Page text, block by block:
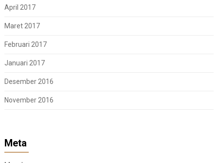
April 2017
Maret 2017
Februari 2017
Januari 2017
Desember 2016
November 2016
Meta